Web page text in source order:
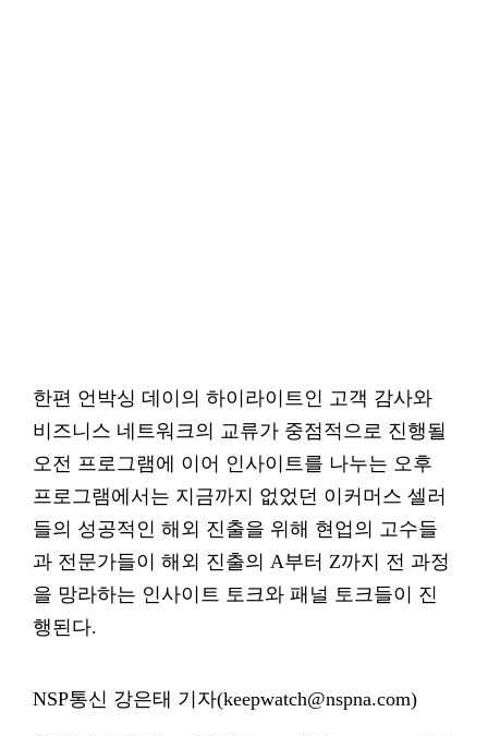
한편 언박싱 데이의 하이라이트인 고객 감사와
비즈니스 네트워크의 교류가 중점적으로 진행될
오전 프로그램에 이어 인사이트를 나누는 오후
프로그램에서는 지금까지 없었던 이커머스 셀러
들의 성공적인 해외 진출을 위해 현업의 고수들
과 전문가들이 해외 진출의 A부터 Z까지 전 과정
을 망라하는 인사이트 토크와 패널 토크들이 진
행된다.
NSP통신 강은태 기자(keepwatch@nspna.com)